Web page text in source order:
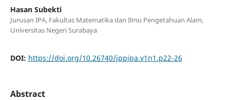
Hasan Subekti
Jurusan IPA, Fakultas Matematika dan Ilmu Pengetahuan Alam,
Universitas Negeri Surabaya
DOI: https://doi.org/10.26740/jppipa.v1n1.p22-26
Abstract